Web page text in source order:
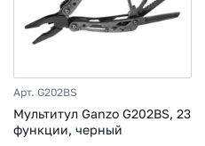
Арт. G202BS
Мультитул Ganzo G202BS, 23
функции, черный